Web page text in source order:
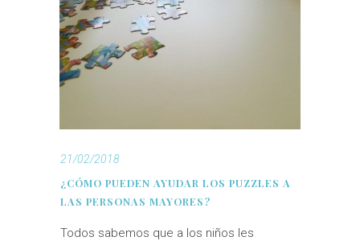
21/02/2018
¿CÓMO PUEDEN AYUDAR LOS PUZZLES A
LAS PERSONAS MAYORES?
Todos sabemos que a los niños les